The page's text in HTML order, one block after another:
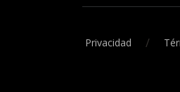
Privacidad /